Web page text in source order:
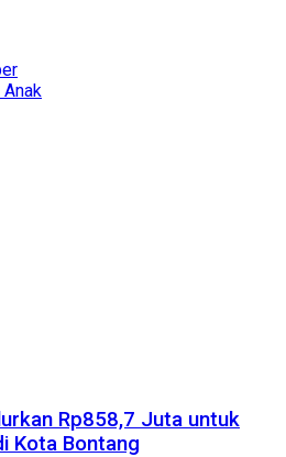
Rp858,7 Juta untuk
Kota Bontang